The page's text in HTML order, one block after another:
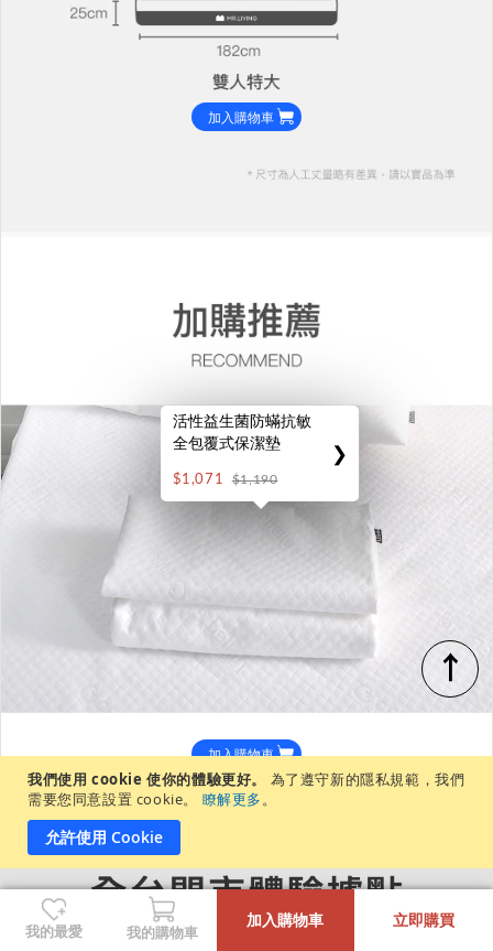
我們使用 cookie 使你的體驗更好。
為了遵守新的隱私規範，我們
需要您同意設置 cookie。
瞭解更多。
允許使用 Cookie
加入購物車
加入購物車
活性益生菌防蟎抗敏
全包覆式保潔墊
$1,071 $1,190
❯
↑
我的最愛 我的購物車
加入購物車 立即購買
+
-